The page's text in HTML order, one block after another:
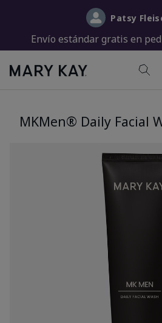
Patsy
Envío estándar gratis en
MKMen® Daily Facial